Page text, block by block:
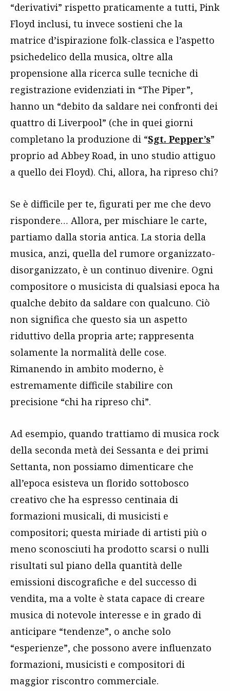
“derivativi” rispetto praticamente a tutti, Pink
Floyd inclusi, tu invece sostieni che la
matrice d’ispirazione folk-classica e l’aspetto
psichedelico della musica, oltre alla
propensione alla ricerca sulle tecniche di
registrazione evidenziati in “The Piper”,
hanno un “debito da saldare nei confronti dei
quattro di Liverpool” (che in quei giorni
completano la produzione di “Sgt. Pepper’s”
proprio ad Abbey Road, in uno studio attiguo
a quello dei Floyd). Chi, allora, ha ripreso chi?
Se è difficile per te, figurati per me che devo
rispondere… Allora, per mischiare le carte,
partiamo dalla storia antica. La storia della
musica, anzi, quella del rumore organizzato-
disorganizzato, è un continuo divenire. Ogni
compositore o musicista di qualsiasi epoca ha
qualche debito da saldare con qualcuno. Ciò
non significa che questo sia un aspetto
riduttivo della propria arte; rappresenta
solamente la normalità delle cose.
Rimanendo in ambito moderno, è
estremamente difficile stabilire con
precisione “chi ha ripreso chi”.
Ad esempio, quando trattiamo di musica rock
della seconda metà dei Sessanta e dei primi
Settanta, non possiamo dimenticare che
all’epoca esisteva un florido sottobosco
creativo che ha espresso centinaia di
formazioni musicali, di musicisti e
compositori; questa miriade di artisti più o
meno sconosciuti ha prodotto scarsi o nulli
risultati sul piano della quantità delle
emissioni discografiche e del successo di
vendita, ma a volte è stata capace di creare
musica di notevole interesse e in grado di
anticipare “tendenze”, o anche solo
“esperienze”, che possono avere influenzato
formazioni, musicisti e compositori di
maggior riscontro commerciale.